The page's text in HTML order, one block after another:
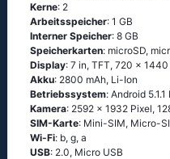
Kerne: 2
Arbeitsspeicher: 1 GB
Interner Speicher: 8 GB
Speicherkarten: microSD,
Display: 7 in, TFT, 720 x
Akku: 2800 mAh, Li-Ion
Betriebssystem: Аndrоid
Kamera: 2592 x 1932 Pixel,
SIM-Karte: Mini-SIM, Micro-
Wi-Fi: b, g, а
USB: 2.0, Micro USB